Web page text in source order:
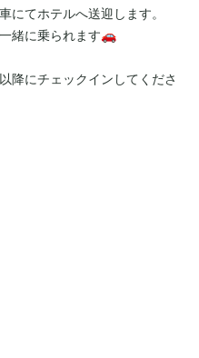
にてホテルへ送迎します。
緒に乗られます🚗
降にチェックインしてくださ